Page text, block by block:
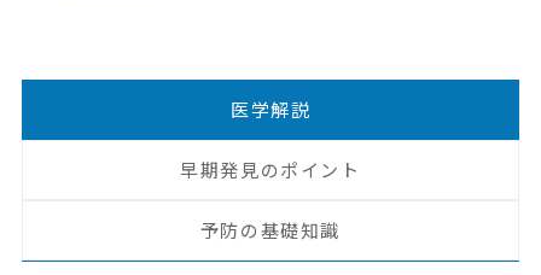
医学解説
早期発見のポイント
予防の基礎知識